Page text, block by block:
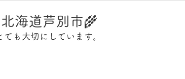
海道芦別市🌾
も大切にしています。